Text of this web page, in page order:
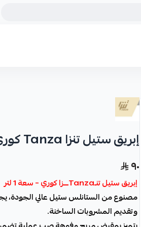
إبريق ستيل تنزا Tanza كوري سعة 1 لتر
٩٠
إبريق ستيل تنـTanzaـــزا كوري – سعة 1 لتر
مصنوع من الستانلس ستيل عالي الجودة،
وتقديم المشروبات الساخنة.